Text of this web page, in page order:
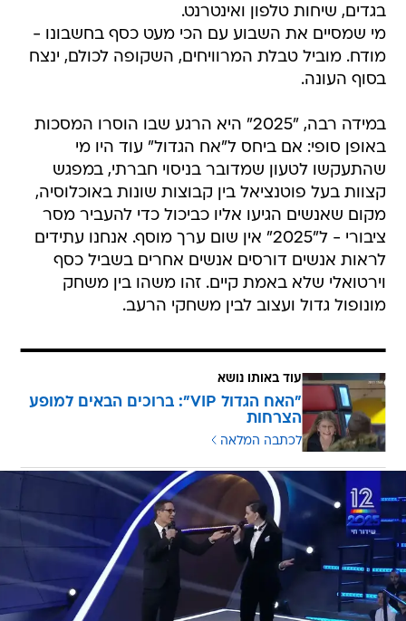
בגדים, שיחות טלפון ואינטרנט.
מי שמסיים את השבוע עם הכי מעט כסף בחשבונו -
מודח. מוביל טבלת המרוויחים, השקופה לכולם, ינצח
בסוף העונה.
במידה רבה, "2025" היא הרגע שבו הוסרו המסכות
באופן סופי: אם ביחס ל"אח הגדול" עוד היו מי
שהתעקשו לטעון שמדובר בניסוי חברתי, במפגש
קצוות בעל פוטנציאל בין קבוצות שונות באוכלוסיה,
מקום שאנשים הגיעו אליו כביכול כדי להעביר מסר
ציבורי - ל"2025" אין שום ערך מוסף. אנחנו עתידים
לראות אנשים דורסים אנשים אחרים בשביל כסף
וירטואלי שלא באמת קיים. זהו משהו בין משחק
מונופול גדול ועצוב לבין משחקי הרעב.
עוד באותו נושא
"האח הגדול VIP": ברוכים הבאים למופע
הצרחות
לכתבה המלאה